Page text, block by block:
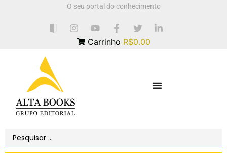
O seu portal do conhecimento
Carrinho R$0.00